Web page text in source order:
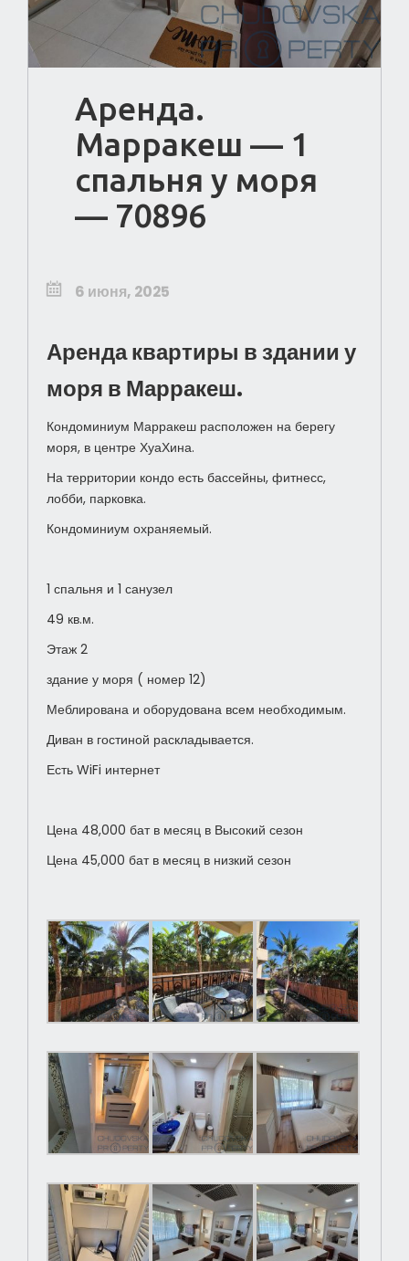
Аренда.
Марракеш — 1
спальня у моря
— 70896
6 июня, 2025
Аренда квартиры в здании у
моря в Марракеш.
Кондоминиум Марракеш расположен на берегу
моря, в центре ХуаХина.
На территории кондо есть бассейны, фитнесс,
лобби, парковка.
Кондоминиум охраняемый.
1 спальня и 1 санузел
49 кв.м.
Этаж 2
здание у моря ( номер 12)
Меблирована и оборудована всем необходимым.
Диван в гостиной раскладывается.
Есть WiFi интернет
Цена 48,000 бат в месяц в Высокий сезон
Цена 45,000 бат в месяц в низкий сезон